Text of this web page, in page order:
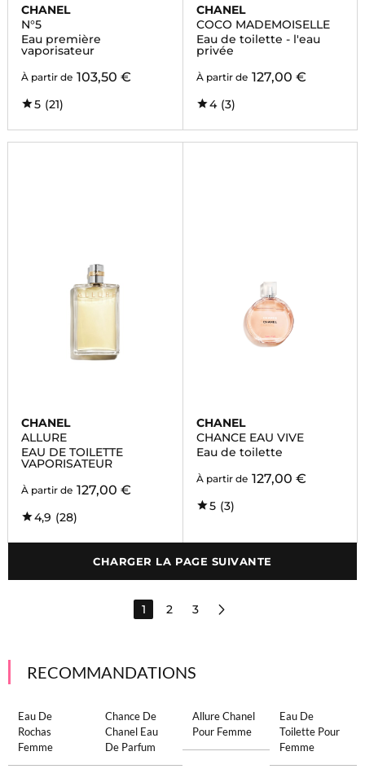
CHANEL
N°5
Eau première
vaporisateur
À partir de 103,50 €
5 (21)
CHANEL
COCO MADEMOISELLE
Eau de toilette - l'eau
privée
À partir de 127,00 €
4 (3)
CHANEL
ALLURE
EAU DE TOILETTE
VAPORISATEUR
À partir de 127,00 €
4,9 (28)
CHANEL
CHANCE EAU VIVE
Eau de toilette
À partir de 127,00 €
5 (3)
CHARGER LA PAGE SUIVANTE
1 2 3
RECOMMANDATIONS
Eau De
Rochas
Femme
Chance De
Chanel Eau
De Parfum
Allure Chanel
Pour Femme
Eau De
Toilette Pour
Femme